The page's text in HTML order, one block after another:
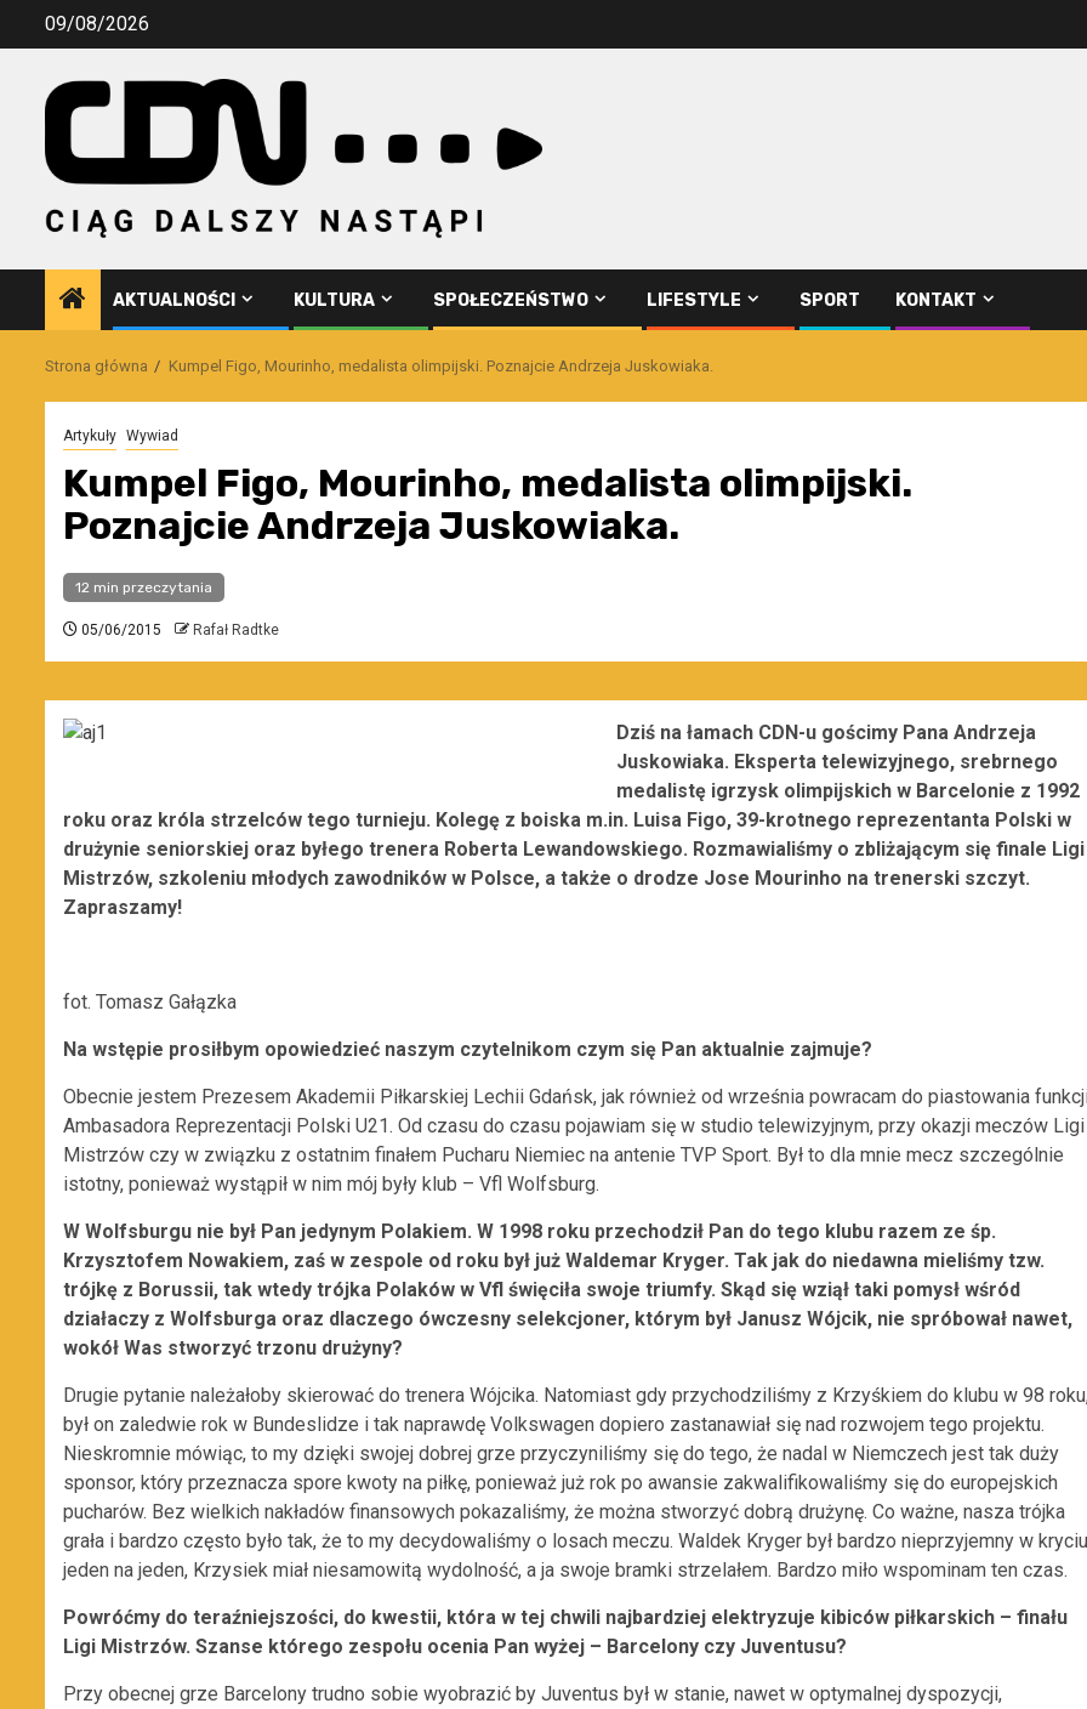
Przejdź09/08/2026
AKTUALNOŚCI KULTURA SPOŁECZEŃSTWO LIFESTYLE SPORT KONTAKT
Strona główna Kumpel Figo, Mourinho, medalista olimpijski. Poznajcie Andrzeja Juskowiaka.
Artykuły Wywiad
Kumpel Figo, Mourinho, medalista olimpijski.
Poznajcie Andrzeja Juskowiaka.
12 min przeczytania
05/06/2015 Rafał Radtke
Dziś na łamach CDN-u gościmy Pana Andrzeja
Juskowiaka. Eksperta telewizyjnego, srebrnego
medalistę igrzysk olimpijskich w Barcelonie z 1992
roku oraz króla strzelców tego turnieju. Kolegę z boiska m.in. Luisa Figo, 39-krotnego reprezentanta Polski w
drużynie seniorskiej oraz byłego trenera Roberta Lewandowskiego. Rozmawialiśmy o zbliżającym się finale Ligi
Mistrzów, szkoleniu młodych zawodników w Polsce, a także o drodze Jose Mourinho na trenerski szczyt.
Zapraszamy!
fot. Tomasz Gałązka
Na wstępie prosiłbym opowiedzieć naszym czytelnikom czym się Pan aktualnie zajmuje?
Obecnie jestem Prezesem Akademii Piłkarskiej Lechii Gdańsk, jak również od września powracam do piastowania
Ambasadora Reprezentacji Polski U21. Od czasu do czasu pojawiam się w studio telewizyjnym, przy okazji meczów Ligi
Mistrzów czy w związku z ostatnim finałem Pucharu Niemiec na antenie TVP Sport. Był to dla mnie mecz szczególnie
istotny, ponieważ wystąpił w nim mój były klub – Vfl Wolfsburg.
W Wolfsburgu nie był Pan jedynym Polakiem. W 1998 roku przechodził Pan do tego klubu razem ze śp.
Krzysztofem Nowakiem, zaś w zespole od roku był już Waldemar Kryger. Tak jak do niedawna mieliśmy tzw.
trójkę z Borussii, tak wtedy trójka Polaków w Vfl święciła swoje triumfy. Skąd się wziął taki pomysł wśród
działaczy z Wolfsburga oraz dlaczego ówczesny selekcjoner, którym był Janusz Wójcik, nie spróbował nawet,
wokół Was stworzyć trzonu drużyny?
Drugie pytanie należałoby skierować do trenera Wójcika. Natomiast gdy przychodziliśmy z Krzyśkiem do klubu w 98
był on zaledwie rok w Bundeslidze i tak naprawdę Volkswagen dopiero zastanawiał się nad rozwojem tego projektu.
Nieskromnie mówiąc, to my dzięki swojej dobrej grze przyczyniliśmy się do tego, że nadal w Niemczech jest tak duży
sponsor, który przeznacza spore kwoty na piłkę, ponieważ już rok po awansie zakwalifikowaliśmy się do europejskich
pucharów. Bez wielkich nakładów finansowych pokazaliśmy, że można stworzyć dobrą drużynę. Co ważne, nasza trójka
grała i bardzo często było tak, że to my decydowaliśmy o losach meczu. Waldek Kryger był bardzo nieprzyjemny w kryciu
jeden na jeden, Krzysiek miał niesamowitą wydolność, a ja swoje bramki strzelałem. Bardzo miło wspominam ten czas.
Powróćmy do teraźniejszości, do kwestii, która w tej chwili najbardziej elektryzuje kibiców piłkarskich – finału
Ligi Mistrzów. Szanse którego zespołu ocenia Pan wyżej – Barcelony czy Juventusu?
Przy obecnej grze Barcelony trudno sobie wyobrazić by Juventus był w stanie, nawet w optymalnej dyspozycji,